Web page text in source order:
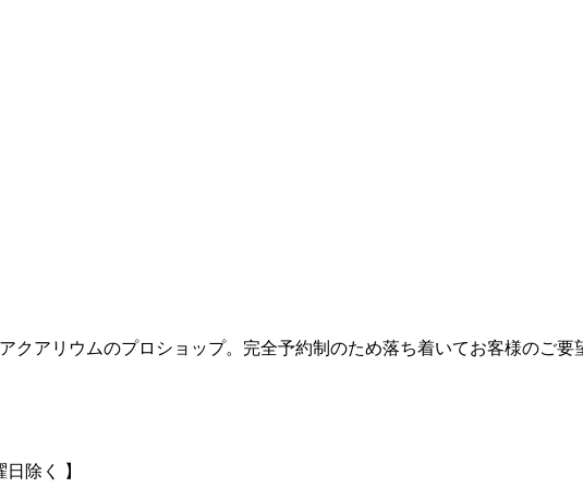
クアリウムのプロショップ。完全予約制のため落ち着いてお客様のご要
日除く 】